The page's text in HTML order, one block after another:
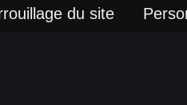
du site